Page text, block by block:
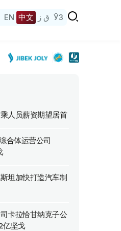
EN 中文 ق ز ЎЗ
人员薪资期望居首
合体运营公司
坦加快打造汽车制
卡拉恰甘纳克子公
亿坚戈